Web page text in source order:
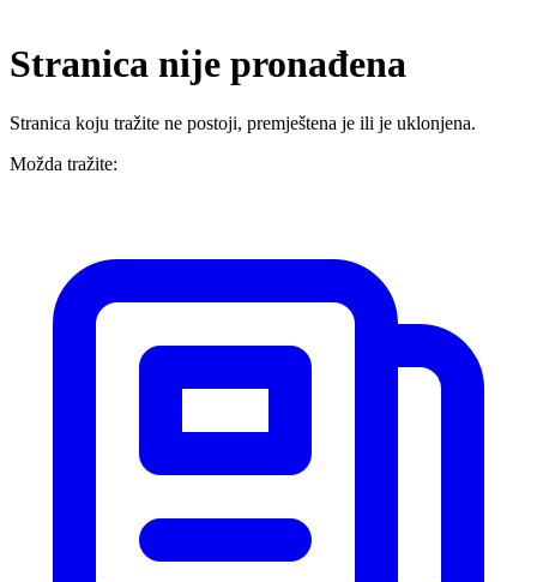
Stranica nije pronađena
Stranica koju tražite ne postoji, premještena je ili je uklonjena.
Možda tražite: